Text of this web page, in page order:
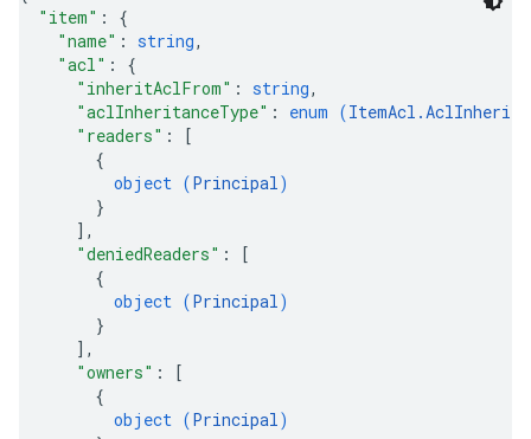
"item" : {
"name" : string,
"acl" : {
"inheritAclFrom" : string,
"aclInheritanceType" : enum (
"readers" :
[
{
object (Principal)
}
] ,
"deniedReaders" :
[
{
object (Principal)
}
] ,
"owners" :
[
{
object (Principal)